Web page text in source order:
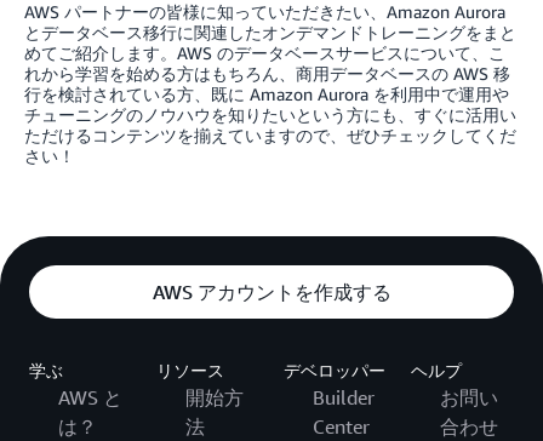
AWS パートナーの皆様に知っていただきたい、Amazon Aurora
とデータベース移行に関連したオンデマンドトレーニングをまと
めてご紹介します。AWS のデータベースサービスについて、こ
れから学習を始める方はもちろん、商用データベースの AWS 移
行を検討されている方、既に Amazon Aurora を利用中で運用や
チューニングのノウハウを知りたいという方にも、すぐに活用い
ただけるコンテンツを揃えていますので、ぜひチェックしてくだ
さい！
AWS アカウントを作成する
学ぶ
AWS と
は？
リソース
開始方
法
デベロッパー
Builder
Center
ヘルプ
お問い
合わせ